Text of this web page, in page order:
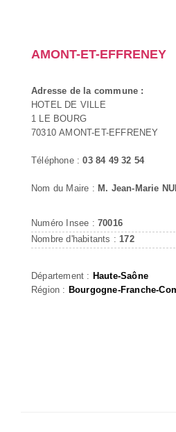
AMONT-ET-EFFRENEY
Adresse de la commune :
HOTEL DE VILLE
1 LE BOURG
70310 AMONT-ET-EFFRENEY
Téléphone :03 84 49 32 54
Nom du Maire : M. Jean-Marie
Numéro Insee : 70016
Nombre d'habitants : 172
Département : Haute-Saône
Région : Bourgogne-Franche-